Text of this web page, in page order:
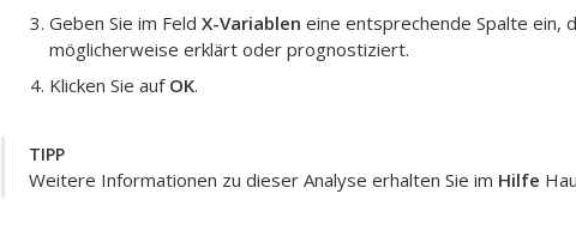
Geben Sie im Feld X-Variablen eine entsprechende Spalte ein,
möglicherweise erklärt oder prognostiziert.
Klicken Sie auf OK.
TIPP
Weitere Informationen zu dieser Analyse erhalten Sie im Hilfe